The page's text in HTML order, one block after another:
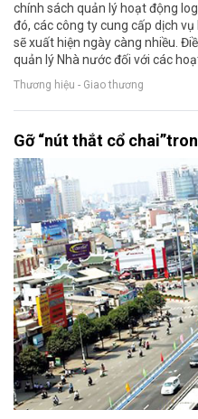
chính sách quản lý hoạt động
đó, các công ty cung cấp dịch
sẽ xuất hiện ngày càng nhiều.
quản lý Nhà nước đối với các
Thương hiệu - Giao thương
Gỡ “nút thắt cổ